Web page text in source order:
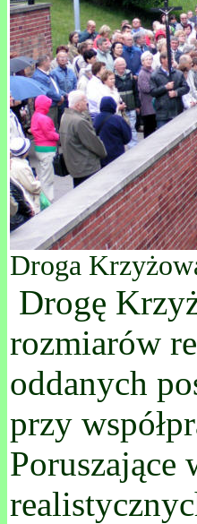
Droga
Drogę
rozmiarów
oddanych
przy
Poruszające